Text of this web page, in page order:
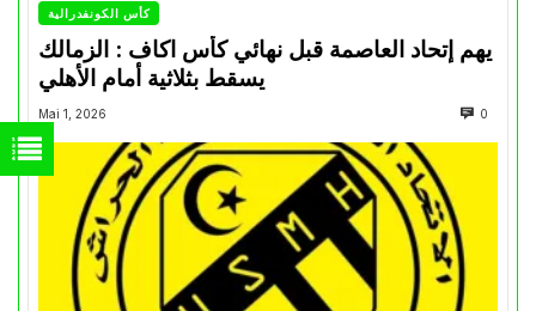
كأس الكونفدرالية
يهم إتحاد العاصمة قبل نهائي كأس اكاف : الزمالك
Mai 1, 2026 0